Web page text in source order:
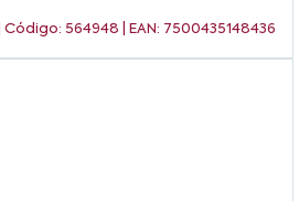
| Código: 564948 | EAN: 7500435148436